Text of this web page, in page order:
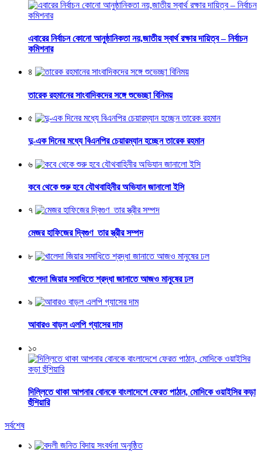
এবারের নির্বাচন কোনো আনুষ্ঠানিকতা নয়,জাতীয় স্বার্থ রক্ষার দায়িত্ব – নির্বাচন
কমিশনার
৪
তারেক রহমানের সাংবাদিকদের সঙ্গে শুভেচ্ছা বিনিময়
৫
দু-এক দিনের মধ্যে বিএনপির চেয়ারম্যান হচ্ছেন তারেক রহমান
৬
কবে থেকে শুরু হবে যৌথবাহিনীর অভিযান জানালো ইসি
৭
মেজর হাফিজের দ্বিগুণ তার স্ত্রীর সম্পদ
৮
খালেদা জিয়ার সমাধিতে শ্রদ্ধা জানাতে আজও মানুষের ঢল
৯
আবারও বাড়ল এলপি গ্যাসের দাম
১০
দিল্লিতে থাকা আপনার বোনকে বাংলাদেশে ফেরত পাঠান, মোদিকে ওয়াইসির কড়া
হুঁশিয়ারি
সর্বশেষ
১